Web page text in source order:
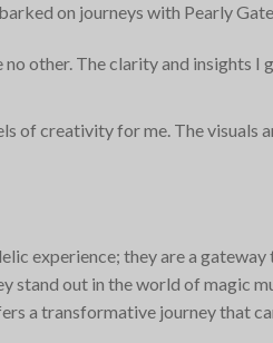
on journeys with Pearly
no other. The clarity and
of creativity for me. The
experience; they are a
out in the world of magic
a transformative journey that